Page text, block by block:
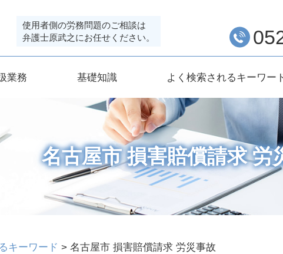
名古屋市 損害賠償請求 労
使用者側の労務問題のご相談は
弁護士原武之にお任せください。
業務 基礎知識 よく検索されるキーワー
キーワード > 名古屋市 損害賠償請求 労災事故